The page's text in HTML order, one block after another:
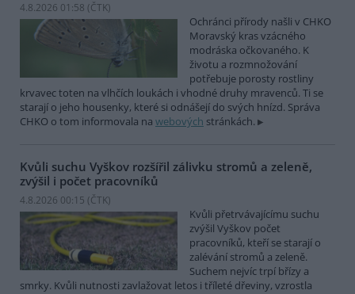
4.8.2026 01:58 (ČTK)
Ochránci přírody našli v CHKO
Moravský kras vzácného
modráska očkovaného. K
životu a rozmnožování
potřebuje porosty rostliny
krvavec toten na vlhčích loukách i vhodné druhy mravenců. Ti se
starají o jeho housenky, které si odnášejí do svých hnízd. Správa
CHKO o tom informovala na webových stránkách.
Kvůli suchu Vyškov rozšířil zálivku stromů a zeleně,
zvýšil i počet pracovníků
4.8.2026 00:15 (ČTK)
Kvůli přetrvávajícímu suchu
zvýšil Vyškov počet
pracovníků, kteří se starají o
zalévání stromů a zeleně.
Suchem nejvíc trpí břízy a
smrky. Kvůli nutnosti zavlažovat letos i tříleté dřeviny, vzrostla